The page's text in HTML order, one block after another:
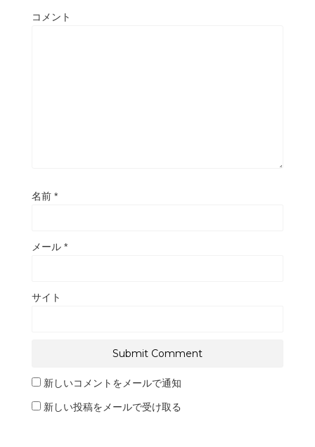
コメント
名前 *
メール *
サイト
新しいコメントをメールで通知
新しい投稿をメールで受け取る